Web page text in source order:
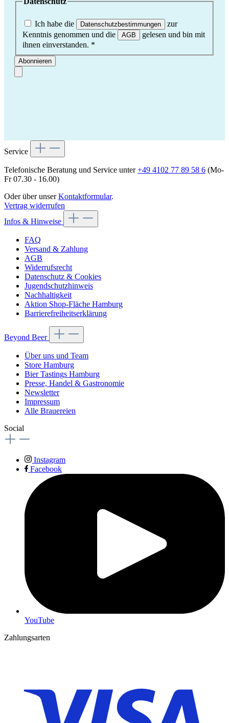
Ich habe die Datenschutzbestimmungen
zur
Kenntnis genommen und die
AGB
gelesen und bin mit
ihnen einverstanden. *
Abonnieren
Service
Telefonische Beratung und Service unter+49 4102 77 89 58 6 (Mo-
Fr 07.30 - 16.00)
Oder über unserKontaktformular.
Vertrag widerrufen
Infos & Hinweise
FAQ
Versand & Zahlung
AGB
Widerrufsrecht
Datenschutz & Cookies
Jugendschutzhinweis
Nachhaltigkeit
Aktion Shop-Fläche Hamburg
Barrierefreiheitserklärung
Beyond Beer
Über uns und Team
Store Hamburg
Bier Tastings Hamburg
Presse, Handel & Gastronomie
Newsletter
Impressum
Alle Brauereien
Social
Instagram
Facebook
YouTube
Zahlungsarten